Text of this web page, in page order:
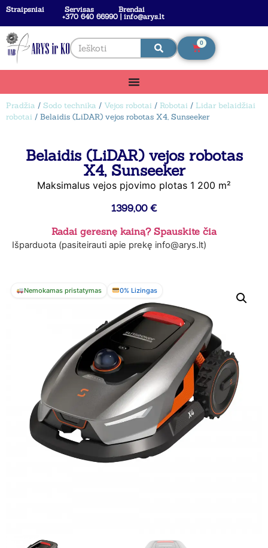
Straipsniai Servisas
Brendai
+370 640 66990 | info@arys.lt
0
Pradžia / Sodo technika / Vejos robotai / Robotai / Lidar belaidžiai
robotai / Belaidis (LiDAR) vejos robotas X4, Sunseeker
Belaidis (LiDAR) vejos robotas
X4, Sunseeker
Maksimalus vejos pjovimo plotas 1 200 m²
1399,00 €
Radai geresnę kainą? Spauskite čia
Išparduota (pasiteirauti apie prekę info@arys.lt)
Nemokamas pristatymas 0% Lizingas